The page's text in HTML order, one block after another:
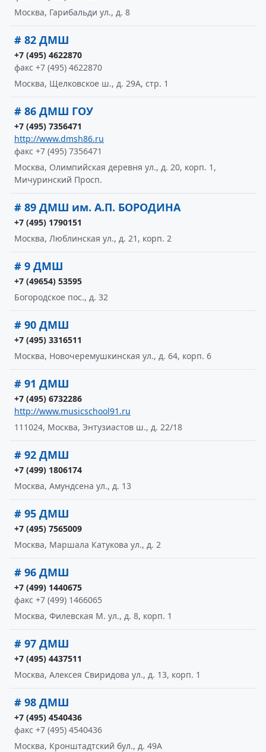
Москва, Гарибальди ул., д. 8
# 82 ДМШ
+7 (495) 4622870
факс +7 (495) 4622870
Москва, Щелковское ш., д. 29А, стр. 1
# 86 ДМШ ГОУ
+7 (495) 7356471
http://www.dmsh86.ru
факс +7 (495) 7356471
Москва, Олимпийская деревня ул., д. 20, корп. 1,
Мичуринский Просп.
# 89 ДМШ им. А.П. БОРОДИНА
+7 (495) 1790151
Москва, Люблинская ул., д. 21, корп. 2
# 9 ДМШ
+7 (49654) 53595
Богородское пос., д. 32
# 90 ДМШ
+7 (495) 3316511
Москва, Новочеремушкинская ул., д. 64, корп. 6
# 91 ДМШ
+7 (495) 6732286
http://www.musicschool91.ru
111024, Москва, Энтузиастов ш., д. 22/18
# 92 ДМШ
+7 (499) 1806174
Москва, Амундсена ул., д. 13
# 95 ДМШ
+7 (495) 7565009
Москва, Маршала Катукова ул., д. 2
# 96 ДМШ
+7 (499) 1440675
факс +7 (499) 1466065
Москва, Филевская М. ул., д. 8, корп. 1
# 97 ДМШ
+7 (495) 4437511
Москва, Алексея Свиридова ул., д. 13, корп. 1
# 98 ДМШ
+7 (495) 4540436
факс +7 (495) 4540436
Москва, Кронштадтский бул., д. 49А